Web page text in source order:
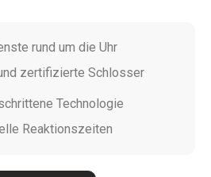
rund um die Uhr
zertifizierte Schlosser
Technologie
Reaktionszeiten